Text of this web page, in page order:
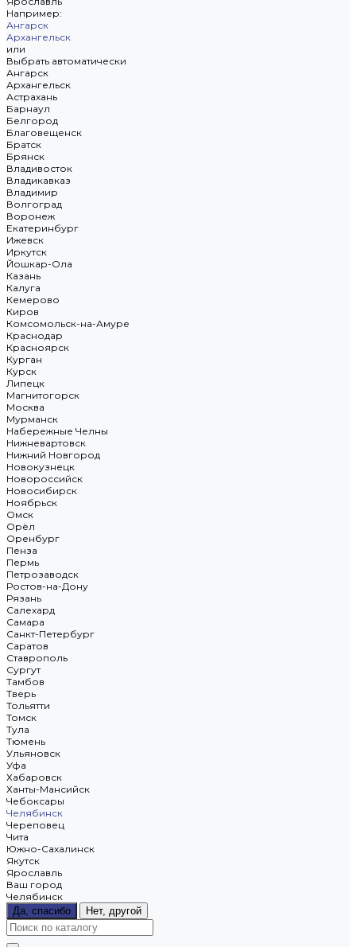
Например:
Ангарск
Архангельск
или
Выбрать автоматически
Ангарск
Архангельск
Астрахань
Барнаул
Белгород
Благовещенск
Братск
Брянск
Владивосток
Владикавказ
Владимир
Волгоград
Воронеж
Екатеринбург
Ижевск
Иркутск
Йошкар-Ола
Казань
Калуга
Кемерово
Киров
Комсомольск-на-Амуре
Краснодар
Красноярск
Курган
Курск
Липецк
Магнитогорск
Москва
Мурманск
Набережные Челны
Нижневартовск
Нижний Новгород
Новокузнецк
Новороссийск
Новосибирск
Ноябрьск
Омск
Орёл
Оренбург
Пенза
Пермь
Петрозаводск
Ростов-на-Дону
Рязань
Салехард
Самара
Санкт-Петербург
Саратов
Ставрополь
Сургут
Тамбов
Тверь
Тольятти
Томск
Тула
Тюмень
Ульяновск
Уфа
Хабаровск
Ханты-Мансийск
Чебоксары
Челябинск
Череповец
Чита
Южно-Сахалинск
Якутск
Ярославль
Ваш город
Челябинск
Да, спасибо
Нет, другой